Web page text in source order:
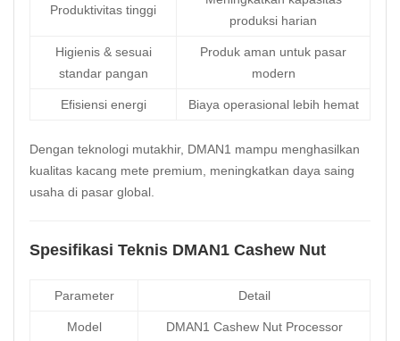
Produktivitas tinggi
produksi harian
Higienis & sesuai
standar pangan
Produk aman untuk pasar
modern
Efisiensi energi Biaya operasional lebih hemat
Dengan teknologi mutakhir, DMAN1 mampu menghasilkan
kualitas kacang mete premium, meningkatkan daya saing
usaha di pasar global.
Spesifikasi Teknis DMAN1 Cashew Nut
Parameter Detail
Model DMAN1 Cashew Nut Processor